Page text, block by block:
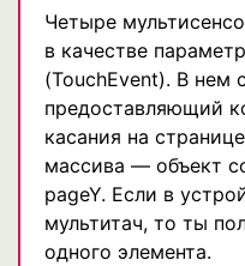
Четыре
в качестве
(TouchEvent). В нем
предоставляющий
касания на
массива — объект
pageY. Если в
мультитач, то ты
одного элемента.